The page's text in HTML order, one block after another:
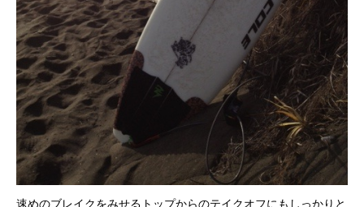
速めのブレイクをみせるトップからのテイクオフにもしっかりと